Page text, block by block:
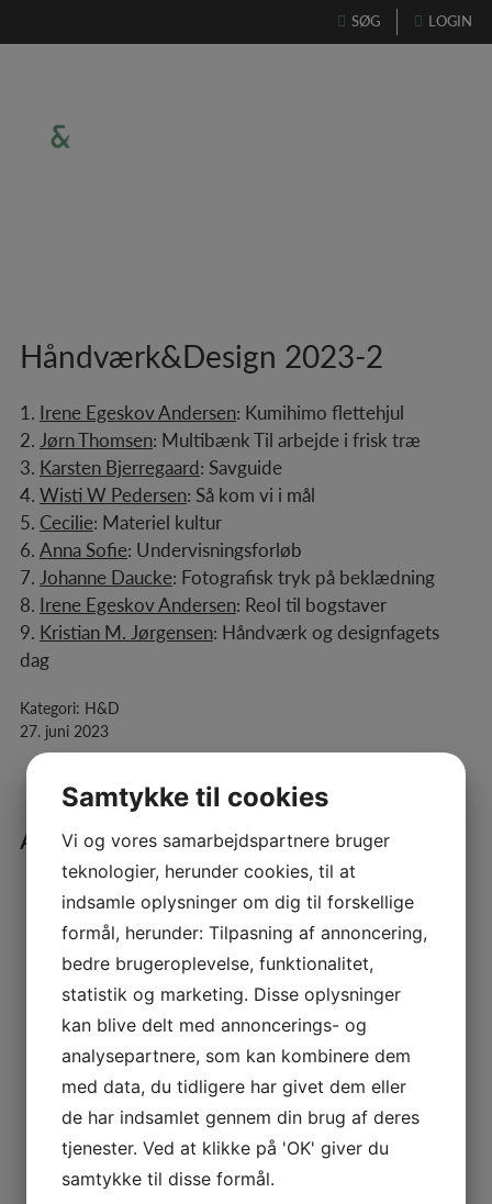
SØG LOGIN
Håndværk&Design 2023-2
1. Irene Egeskov Andersen: Kumihimo flettehjul
2. Jørn Thomsen: Multibænk Til arbejde i frisk træ
3. Karsten Bjerregaard: Savguide
4. Wisti W Pedersen: Så kom vi i mål
5. Cecilie: Materiel kultur
6. Anna Sofie: Undervisningsforløb
7. Johanne Daucke: Fotografisk tryk på beklædning
8. Irene Egeskov Andersen: Reol til bogstaver
9. Kristian M. Jørgensen: Håndværk og designfagets
dag
Kategori: H&D
27. juni 2023
Andre blade
Håndværk & Design 2025 – 1
Kategori:
6. maj 2025
Håndværk & Design 2024 – 4
Kategori:
10. december 2024
Håndværk & Design 2024 – 3
Kategori:
Samtykke til cookies
Vi og vores samarbejdspartnere bruger
teknologier, herunder cookies, til at
indsamle oplysninger om dig til forskellige
formål, herunder: Tilpasning af annoncering,
bedre brugeroplevelse, funktionalitet,
statistik og marketing. Disse oplysninger
kan blive delt med annoncerings- og
analysepartnere, som kan kombinere dem
med data, du tidligere har givet dem eller
de har indsamlet gennem din brug af deres
tjenester. Ved at klikke på 'OK' giver du
samtykke til disse formål.